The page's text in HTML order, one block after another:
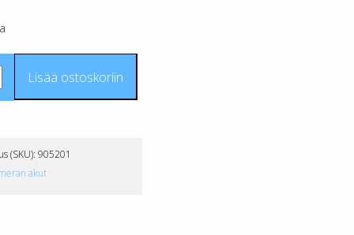
Lisää ostoskoriin
(SKU): 905201
akut